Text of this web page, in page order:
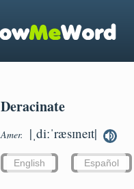
Deracinate
Amer. |ˌdiːˈræsɪneɪt|
English Español